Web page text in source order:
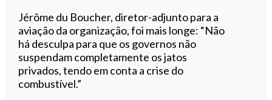
Jérôme du Boucher, diretor-adjunto para a
aviação da organização, foi mais longe: “Não
há desculpa para que os governos não
suspendam completamente os jatos
privados, tendo em conta a crise do
combustível.”